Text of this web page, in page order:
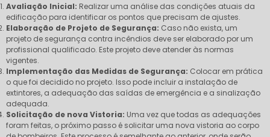
Avaliação Inicial: Realizar uma análise das condições atuais da
edificação para identificar os pontos que precisam de ajustes.
Elaboração de Projeto de Segurança: Caso não exista, um
projeto de segurança contra incêndios deve ser elaborado por um
profissional qualificado. Este projeto deve atender às normas
vigentes.
Implementação das Medidas de Segurança: Colocar em prática
o que foi decidido no projeto. Isso pode incluir a instalação de
extintores, a adequação das saídas de emergência e a sinalização
adequada.
Solicitação de nova Vistoria: Uma vez que todas as adequações
foram feitas, o próximo passo é solicitar uma nova vistoria ao corpo